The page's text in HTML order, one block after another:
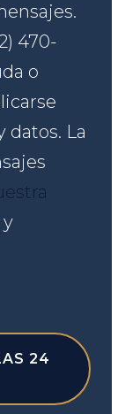
470-
o
datos. La
y
24